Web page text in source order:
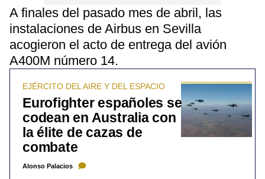
A finales del pasado mes de abril, las
instalaciones de Airbus en Sevilla
acogieron el acto de entrega del avión
A400M número 14.
EJÉRCITO DEL AIRE Y DEL ESPACIO
Eurofighter españoles se
codean en Australia con
la élite de cazas de
combate
Alonso Palacios